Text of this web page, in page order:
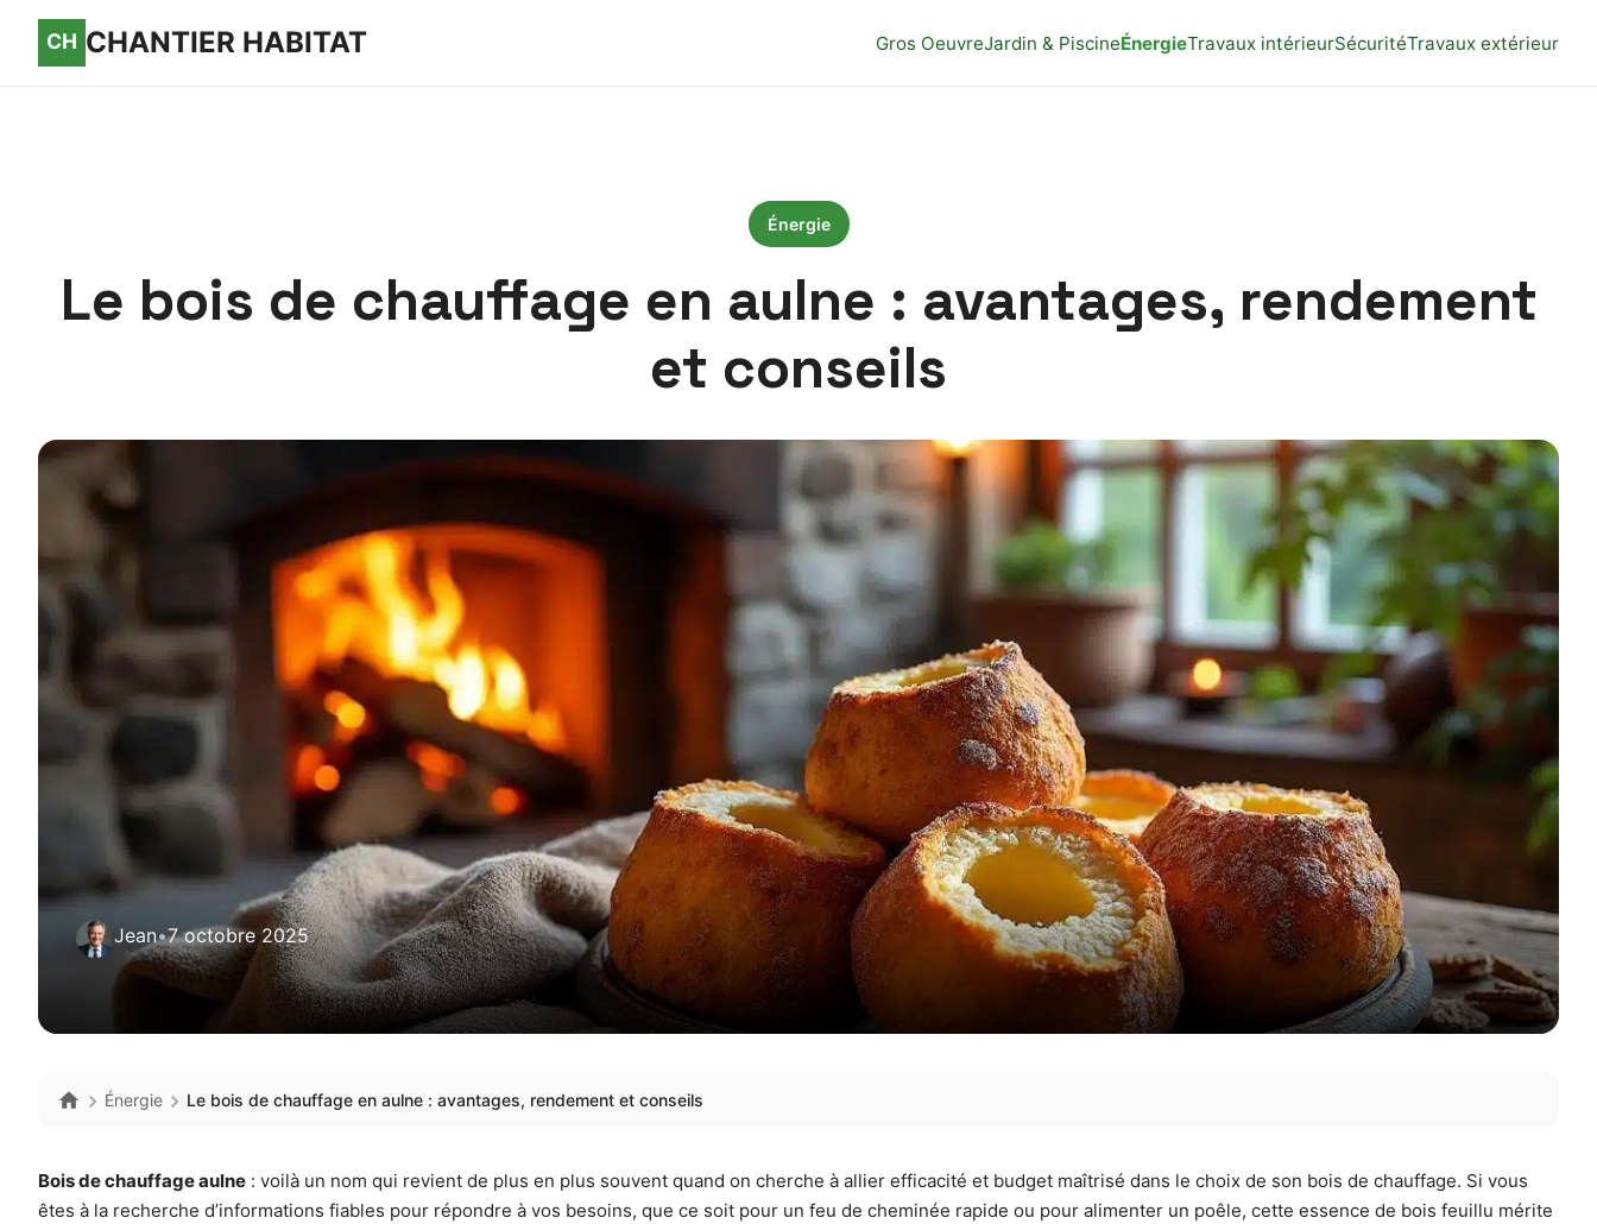
CHANTIER HABITAT Gros OeuvreJardin & PiscineÉnergieTravaux intérieurSécuritéTravaux extérieur
Énergie
Le bois de chauffage en aulne : avantages, rendement
et conseils
Jean•7 octobre 2025
Énergie Le bois de chauffage en aulne : avantages, rendement et conseils
Bois de chauffage aulne : voilà un nom qui revient de plus en plus souvent quand on cherche à allier efficacité et budget maîtrisé dans le choix de son bois de chauffage. Si vous
êtes à la recherche d’informations fiables pour répondre à vos besoins, que ce soit pour un feu de cheminée rapide ou pour alimenter un poêle, cette essence de bois feuillu mérite